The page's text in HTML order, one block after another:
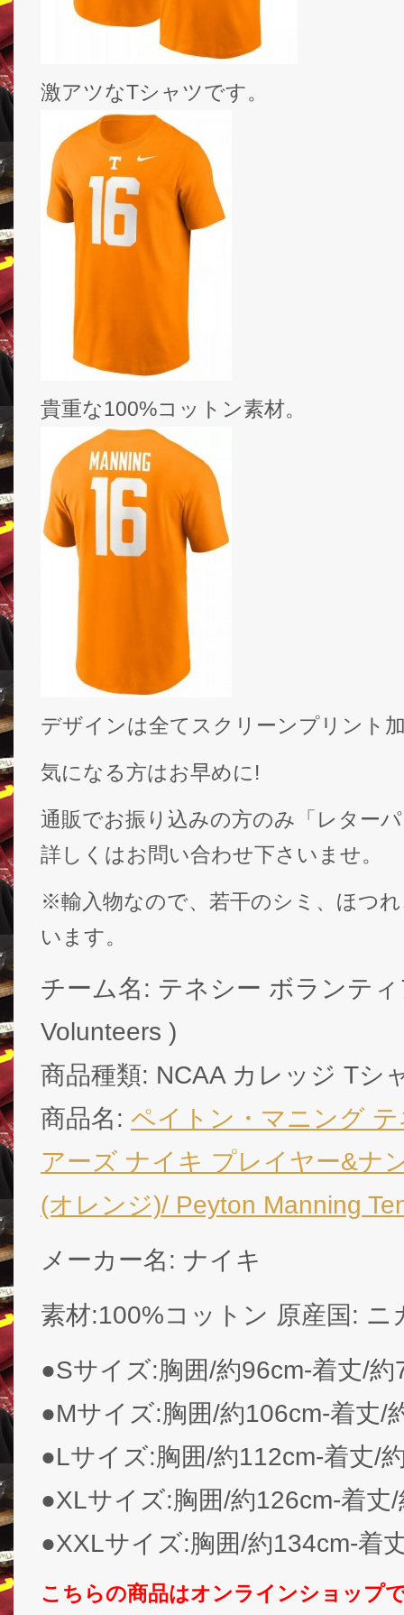
激アツなTシャツです。
貴重な100%コットン素材。
デザインは全てスクリーンプリント
気になる方はお早めに!
通販でお振り込みの方のみ「レター
詳しくはお問い合わせ下さいませ。
※輸入物なので、若干のシミ、ほつ
います。
チーム名: テネシー ボランテ
Volunteers )
商品種類: NCAA カレッジ Tシ
商品名: ペイトン・マニング
アーズ ナイキ プレイヤー&ナ
(オレンジ)/ Peyton Manning
メーカー名: ナイキ
素材:100%コットン 原産国: ニ
●Sサイズ:胸囲/約96cm-着丈/約
●Mサイズ:胸囲/約106cm-着丈/
●Lサイズ:胸囲/約112cm-着丈/
●XLサイズ:胸囲/約126cm-着丈
●XXLサイズ:胸囲/約134cm-着
こちらの商品はオンラインショップ